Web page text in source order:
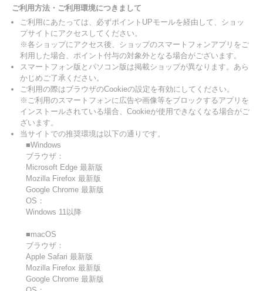
ご利用方法・ご利用環境につきまして
ご利用にあたっては、必ずポイントUPモールを経由して、ショッ
プサイトにアクセスしてください。
※各ショップにアクセス後、ショップのスマートフォンアプリをご
利用した場合、ポイント付与の対象外となる場合がございます。
スマートフォン版とパソコン版は掲載ショップが異なります。あら
かじめご了承ください。
ご利用の際はブラウザのCookieの設定を有効にしてください。
※ご利用のスマートフォンに広告や画像等をブロックするアプリを
インストールされている場合、Cookieが使用できなくなる場合がご
ざいます。
当サイトでの推奨環境は以下の通りです。
■Windows
ブラウザ：
Microsoft Edge 最新版
Mozilla Firefox 最新版
Google Chrome 最新版
OS：
Windows 11以降
■macOS
ブラウザ：
Apple Safari 最新版
Mozilla Firefox 最新版
Google Chrome 最新版